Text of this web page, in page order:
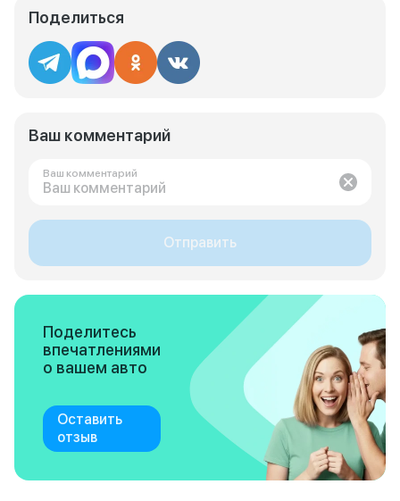
Поделиться
Ваш комментарий
Ваш комментарий
Отправить
Поделитесь
впечатлениями
о вашем авто
Оставить
отзыв